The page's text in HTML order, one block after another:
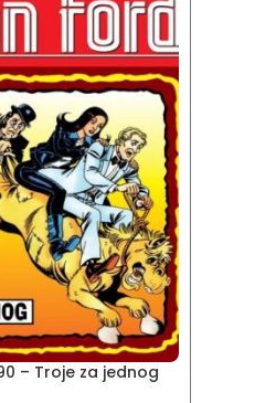
– Troje za jednog